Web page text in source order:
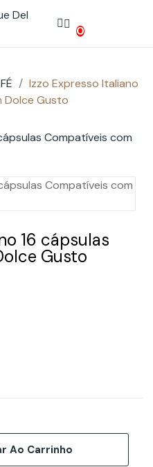
0
Izzo Expresso Italiano
Dolce Gusto
16 cápsulas
Gusto
Ao Carrinho